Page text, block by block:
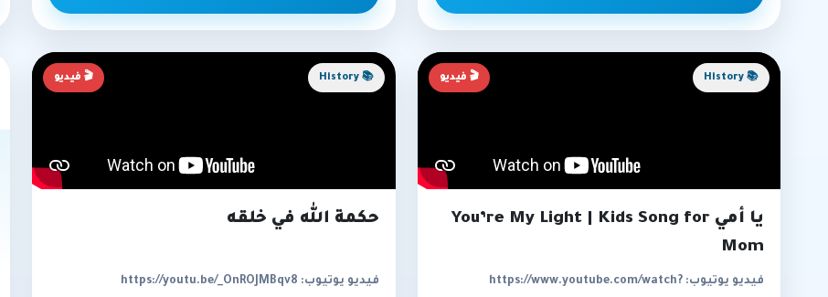
🎬 فيديو 📚 History
يا أمي You’re My Light | Kids Song for
Mom
فيديو يوتيوب: https://www.youtube.com/watch?
🎬 فيديو 📚 History
حكمة الله في خلقه
فيديو يوتيوب: https://youtu.be/_OnROJMBqv8